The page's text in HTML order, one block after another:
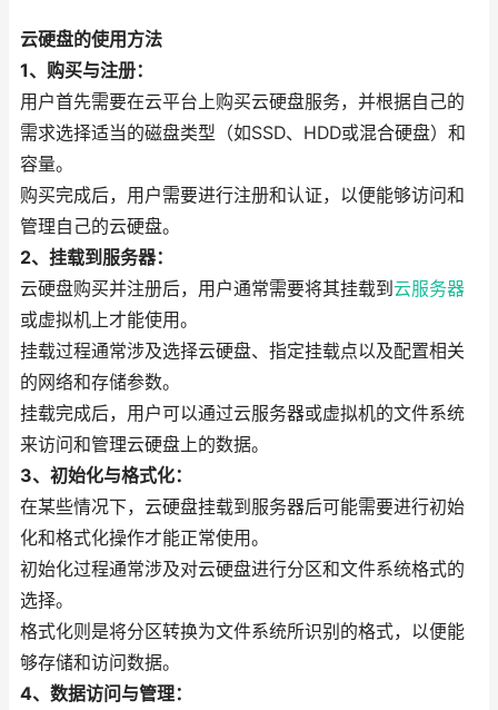
云硬盘的使用方法
1、购买与注册：
用户首先需要在云平台上购买云硬盘服务，并根据自己的
需求选择适当的磁盘类型（如SSD、HDD或混合硬盘）和
容量。
购买完成后，用户需要进行注册和认证，以便能够访问和
管理自己的云硬盘。
2、挂载到服务器：
云硬盘购买并注册后，用户通常需要将其挂载到 云服务器
或虚拟机上才能使用。
挂载过程通常涉及选择云硬盘、指定挂载点以及配置相关
的网络和存储参数。
挂载完成后，用户可以通过云服务器或虚拟机的文件系统
来访问和管理云硬盘上的数据。
3、初始化与格式化：
在某些情况下，云硬盘挂载到服务器后可能需要进行初始
化和格式化操作才能正常使用。
初始化过程通常涉及对云硬盘进行分区和文件系统格式的
选择。
格式化则是将分区转换为文件系统所识别的格式，以便能
够存储和访问数据。
4、数据访问与管理：